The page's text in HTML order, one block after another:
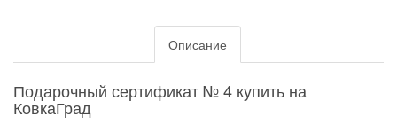
Описание
Подарочный сертификат № 4 купить на
КовкаГрад